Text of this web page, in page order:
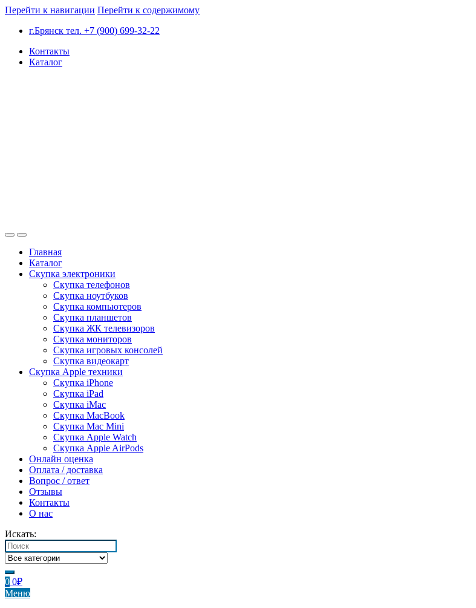
Перейти к навигации Перейти к содержимому
г.Брянск тел. +7 (900) 699-32-22
Контакты
Каталог
Главная
Каталог
Скупка электроники
Скупка телефонов
Скупка ноутбуков
Скупка компьютеров
Скупка планшетов
Скупка ЖК телевизоров
Скупка мониторов
Скупка игровых консолей
Скупка видеокарт
Скупка Apple техники
Скупка iPhone
Скупка iPad
Скупка iMac
Скупка MacBook
Скупка Mac Mini
Скупка Apple Watch
Скупка Apple AirPods
Онлайн оценка
Оплата / доставка
Вопрос / ответ
Отзывы
Контакты
О нас
Искать:
0 0₽
Меню